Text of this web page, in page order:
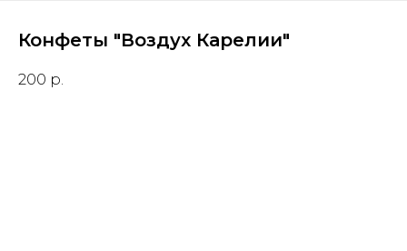
Конфеты "Воздух Карелии"
200 р.